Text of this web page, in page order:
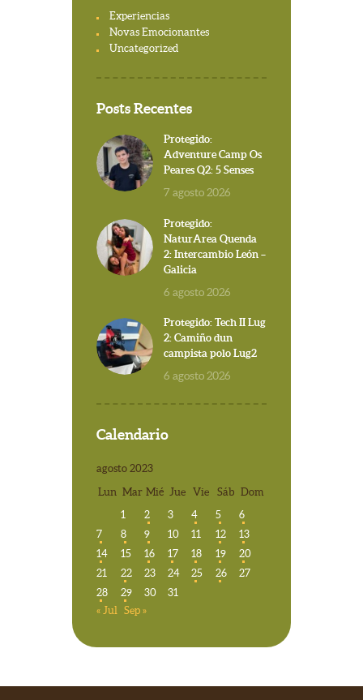
Experiencias
Novas Emocionantes
Uncategorized
Posts Recentes
Protegido:
Adventure Camp Os
Peares Q2: 5 Senses
7 agosto 2026
Protegido:
NaturArea Quenda
2: Intercambio León –
Galicia
6 agosto 2026
Protegido: Tech II Lug
2: Camiño dun
campista polo Lug2
6 agosto 2026
Calendario
agosto 2023
Lun Mar Mié Jue Vie Sáb Dom
1
2 3 4 5
6
7
8 9 10 11 12
13
14
15 16 17 18 19
20
21
22 23 24 25 26
27
28
29 30
31
« Jul Sep »